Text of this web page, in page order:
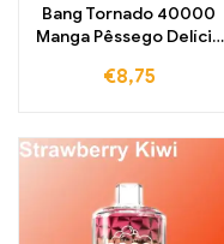
Bang Tornado 40000
Manga Pêssego Delícia
manga suculenta e
€8,75